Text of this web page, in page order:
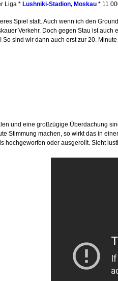
Liga * Lushniki-Stadion, Moskau * 11
Spiel statt. Auch wenn ich den
Verkehr. Doch gegen Stau ist
sind wir dann auch erst zur 20.
und eine großzügige Überdachung
Stimmung machen, so wirkt das in
oder ausgerollt. Sieht